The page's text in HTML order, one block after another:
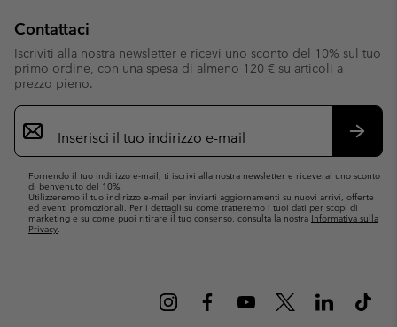
Contattaci
Iscriviti alla nostra newsletter e ricevi uno sconto del 10% sul tuo
primo ordine, con una spesa di almeno 120 € su articoli a
prezzo pieno.
Iscrizione
e-
mail
Fornendo il tuo indirizzo e-mail, ti iscrivi alla nostra newsletter e riceverai uno sconto
di benvenuto del 10%.
Utilizzeremo il tuo indirizzo e-mail per inviarti aggiornamenti su nuovi arrivi, offerte
ed eventi promozionali. Per i dettagli su come tratteremo i tuoi dati per scopi di
marketing e su come puoi ritirare il tuo consenso, consulta la nostra Informativa sulla
Privacy.